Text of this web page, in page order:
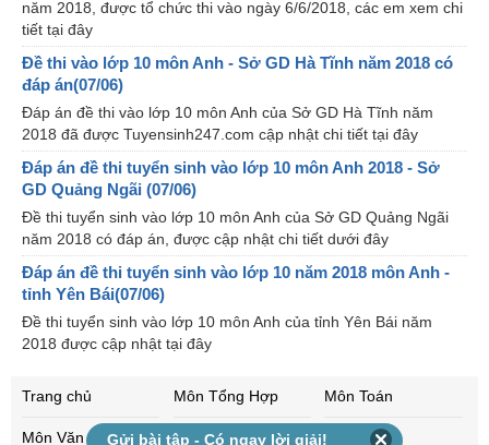
năm 2018, được tổ chức thi vào ngày 6/6/2018, các em xem chi
tiết tại đây
Đề thi vào lớp 10 môn Anh - Sở GD Hà Tĩnh năm 2018 có
đáp án(07/06)
Đáp án đề thi vào lớp 10 môn Anh của Sở GD Hà Tĩnh năm
2018 đã được Tuyensinh247.com cập nhật chi tiết tại đây
Đáp án đề thi tuyển sinh vào lớp 10 môn Anh 2018 - Sở
GD Quảng Ngãi (07/06)
Đề thi tuyển sinh vào lớp 10 môn Anh của Sở GD Quảng Ngãi
năm 2018 có đáp án, được cập nhật chi tiết dưới đây
Đáp án đề thi tuyển sinh vào lớp 10 năm 2018 môn Anh -
tỉnh Yên Bái(07/06)
Đề thi tuyển sinh vào lớp 10 môn Anh của tỉnh Yên Bái năm
2018 được cập nhật tại đây
Trang chủ Môn Tổng Hợp Môn Toán
Môn Văn Môn Anh Môn Vật lí
Gửi bài tập - Có ngay lời giải!